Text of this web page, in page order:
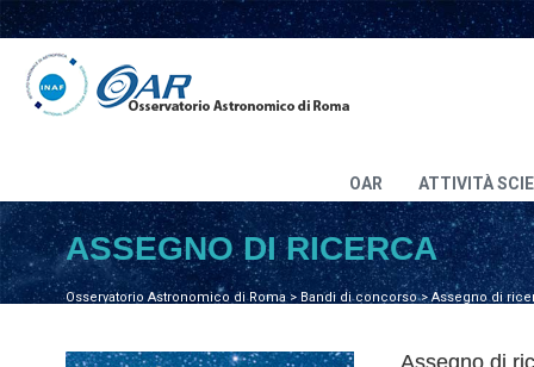
OAR ATTIVITÀ
Osservatorio Astronomico di Roma>Bandi di concorso>Assegno di
ASSEGNO DI RICERCA
Assegno di